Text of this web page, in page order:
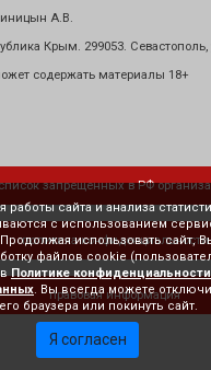
А.В.
Крым. 299053. Севастополь,
содержать материалы 18+
запрещенных в РФ
политика конфиденциальности
правовая информация
работы сайта и анализа
с использованием
использовать сайт,
файлов cookie
Политике
. Вы всегда можете
браузера или покинуть сайт.
Я согласен